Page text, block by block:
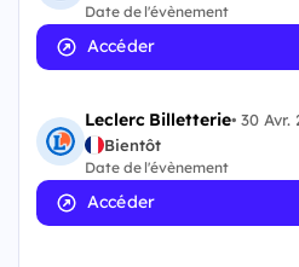
Date de l'évènement
Accéder
Leclerc Billetterie•30 Avr.
Bientôt
Date de l'évènement
Accéder